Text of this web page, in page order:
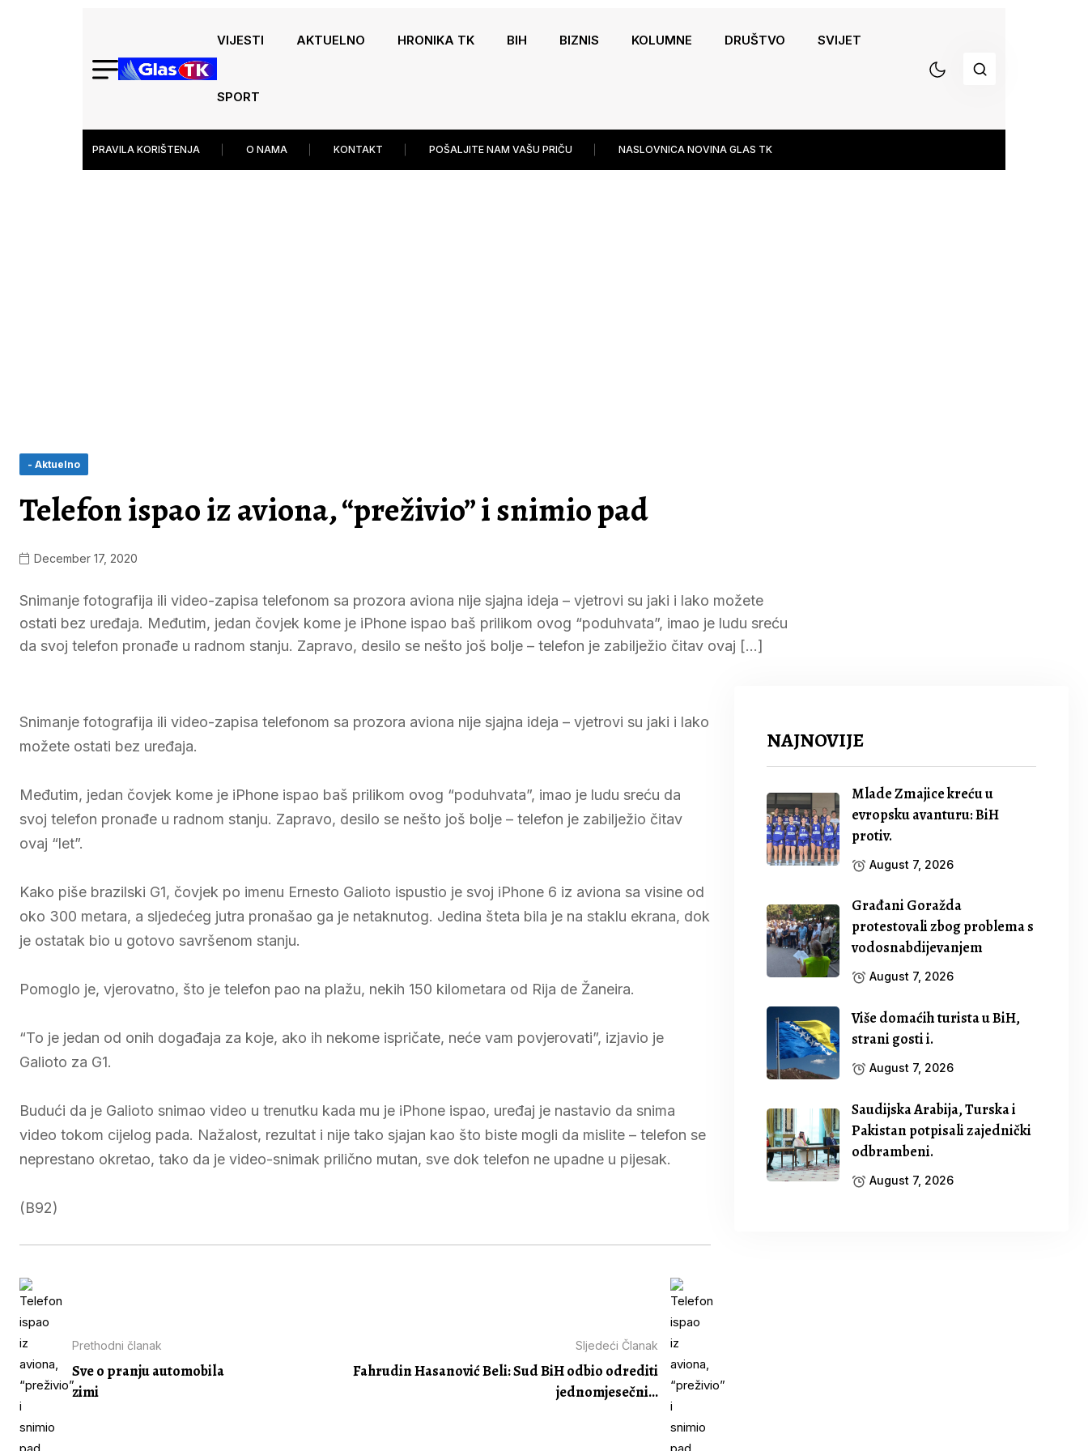
VIJESTI AKTUELNO HRONIKA TK BIH BIZNIS KOLUMNE DRUŠTVO SVIJET
SPORT
PRAVILA KORIŠTENJA O NAMA KONTAKT POŠALJITE NAM VAŠU PRIČU NASLOVNICA NOVINA GLAS TK
- Aktuelno
Telefon ispao iz aviona, “preživio” i snimio pad
December 17, 2020
Snimanje fotografija ili video-zapisa telefonom sa prozora aviona nije sjajna ideja – vjetrovi su jaki i lako možete
ostati bez uređaja. Međutim, jedan čovjek kome je iPhone ispao baš prilikom ovog “poduhvata”, imao je ludu sreću
da svoj telefon pronađe u radnom stanju. Zapravo, desilo se nešto još bolje – telefon je zabilježio čitav ovaj […]
Snimanje fotografija ili video-zapisa telefonom sa prozora aviona nije sjajna ideja – vjetrovi su jaki i lako
možete ostati bez uređaja.
Međutim, jedan čovjek kome je iPhone ispao baš prilikom ovog “poduhvata”, imao je ludu sreću da
svoj telefon pronađe u radnom stanju. Zapravo, desilo se nešto još bolje – telefon je zabilježio čitav
ovaj “let”.
Kako piše brazilski G1, čovjek po imenu Ernesto Galioto ispustio je svoj iPhone 6 iz aviona sa visine od
oko 300 metara, a sljedećeg jutra pronašao ga je netaknutog. Jedina šteta bila je na staklu ekrana, dok
je ostatak bio u gotovo savršenom stanju.
Pomoglo je, vjerovatno, što je telefon pao na plažu, nekih 150 kilometara od Rija de Žaneira.
“To je jedan od onih događaja za koje, ako ih nekome ispričate, neće vam povjerovati”, izjavio je
Galioto za G1.
Budući da je Galioto snimao video u trenutku kada mu je iPhone ispao, uređaj je nastavio da snima
video tokom cijelog pada. Nažalost, rezultat i nije tako sjajan kao što biste mogli da mislite – telefon se
neprestano okretao, tako da je video-snimak prilično mutan, sve dok telefon ne upadne u pijesak.
(B92)
Prethodni članak
Sve o pranju automobila
zimi
Sljedeći Članak
Fahrudin Hasanović Beli: Sud BiH odbio odrediti
jednomjesečni...
NAJNOVIJE
Mlade Zmajice kreću u
evropsku avanturu: BiH
protiv.
August 7, 2026
Građani Goražda
protestovali zbog problema s
vodosnabdijevanjem
August 7, 2026
Više domaćih turista u BiH,
strani gosti i.
August 7, 2026
Saudijska Arabija, Turska i
Pakistan potpisali zajednički
odbrambeni.
August 7, 2026